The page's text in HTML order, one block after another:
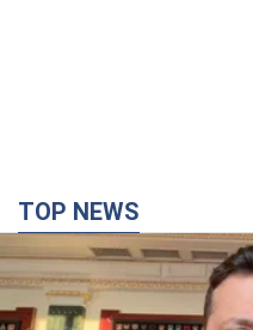
TOP NEWS